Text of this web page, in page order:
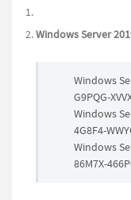
Windows Server
Windows
G9PQG-
Windows
4G8F4-
Windows
86M7X-